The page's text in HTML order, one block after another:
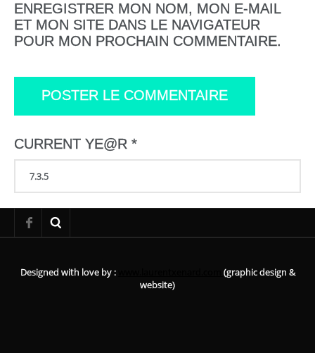
ENREGISTRER MON NOM, MON E-MAIL
ET MON SITE DANS LE NAVIGATEUR
POUR MON PROCHAIN COMMENTAIRE.
CURRENT YE@R *
Designed with love by :
(graphic design &
website)